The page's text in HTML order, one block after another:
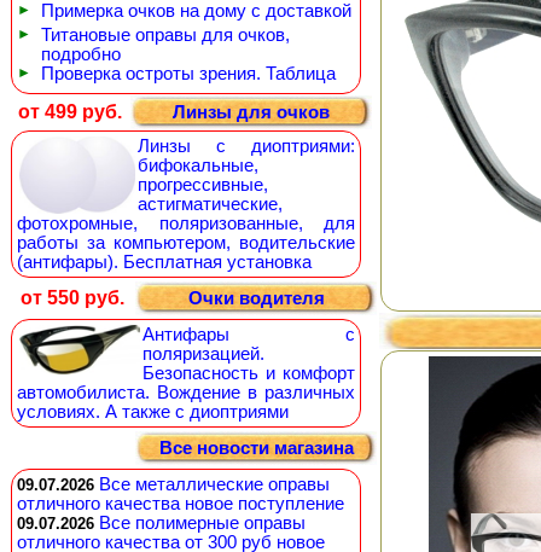
► Примерка очков на дому с доставкой
►
Титановые оправы для очков,
подробно
► Проверка остроты зрения. Таблица
от 499 руб.
Линзы для очков
Линзы с диоптриями:
бифокальные,
прогрессивные,
астигматические,
фотохромные, поляризованные, для
работы за компьютером, водительские
(антифары). Бесплатная установка
от 550 руб.
Очки водителя
Антифары с
поляризацией.
Безопасность и комфорт
автомобилиста. Вождение в различных
условиях. А также с диоптриями
Все новости магазина
09.07.2026 Все металлические оправы
отличного качества новое поступление
09.07.2026 Все полимерные оправы
отличного качества от 300 руб новое